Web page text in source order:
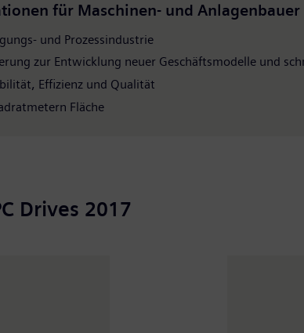
für Maschinen- und Anlagenbauer
und Prozessindustrie
zur Entwicklung neuer Geschäftsmodelle und
Effizienz und Qualität
Fläche
Drives 2017